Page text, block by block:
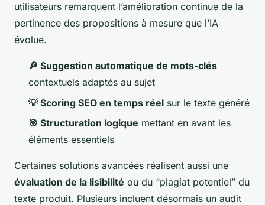
utilisateurs remarquent l’amélioration continue de la
pertinence des propositions à mesure que l’IA
évolue.
🔎 Suggestion automatique de mots-clés
contextuels adaptés au sujet
💡 Scoring SEO en temps réel sur le texte généré
🎯 Structuration logique mettant en avant les
éléments essentiels
Certaines solutions avancées réalisent aussi une
évaluation de la lisibilité ou du “plagiat potentiel” du
texte produit. Plusieurs incluent désormais un audit